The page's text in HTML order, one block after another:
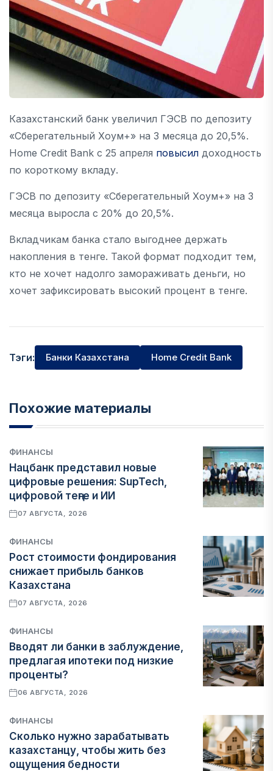
Казахстанский банк увеличил ГЭСВ по депозиту
«Сберегательный Хоум+» на 3 месяца до 20,5%.
Home Credit Bank с 25 апреля повысил доходность
по короткому вкладу.
ГЭСВ по депозиту «Сберегательный Хоум+» на 3
месяца выросла с 20% до 20,5%.
Вкладчикам банка стало выгоднее держать
накопления в тенге. Такой формат подходит тем,
кто не хочет надолго замораживать деньги, но
хочет зафиксировать высокий процент в тенге.
Тэги: Банки Казахстана Home Credit Bank
Похожие материалы
ФИНАНСЫ
Нацбанк представил новые
цифровые решения: SupTech,
цифровой теңге и ИИ
07 АВГУСТА, 2026
ФИНАНСЫ
Рост стоимости фондирования
снижает прибыль банков
Казахстана
07 АВГУСТА, 2026
ФИНАНСЫ
Вводят ли банки в заблуждение,
предлагая ипотеки под низкие
проценты?
06 АВГУСТА, 2026
ФИНАНСЫ
Сколько нужно зарабатывать
казахстанцу, чтобы жить без
ощущения бедности